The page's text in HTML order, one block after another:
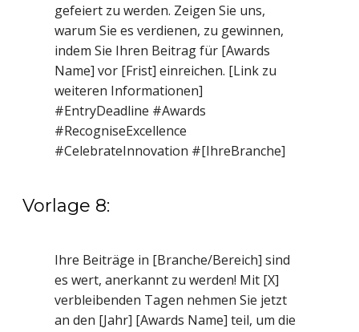
gefeiert zu werden. Zeigen Sie uns,
warum Sie es verdienen, zu gewinnen,
indem Sie Ihren Beitrag für [Awards
Name] vor [Frist] einreichen. [Link zu
weiteren Informationen]
#EntryDeadline #Awards
#RecogniseExcellence
#CelebrateInnovation #[IhreBranche]
Vorlage 8:
Ihre Beiträge in [Branche/Bereich] sind
es wert, anerkannt zu werden! Mit [X]
verbleibenden Tagen nehmen Sie jetzt
an den [Jahr] [Awards Name] teil, um die